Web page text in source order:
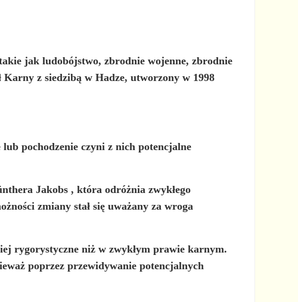
jak ludobójstwo, zbrodnie wojenne, zbrodnie
z siedzibą w Hadze, utworzony w 1998
pochodzenie czyni z nich potencjalne
Jakobs , która odróżnia zwykłego
zmiany stał się uważany zawroga
rygorystyczne niż w zwykłym prawie karnym.
poprzez przewidywanie potencjalnych